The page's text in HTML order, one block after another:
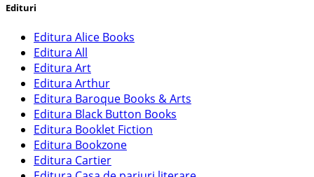
Edituri
Editura Alice Books
Editura All
Editura Art
Editura Arthur
Editura Baroque Books & Arts
Editura Black Button Books
Editura Booklet Fiction
Editura Bookzone
Editura Cartier